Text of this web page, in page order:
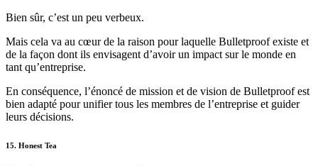
Bien sûr, c’est un peu verbeux.
Mais cela va au cœur de la raison pour laquelle Bulletproof existe et
de la façon dont ils envisagent d’avoir un impact sur le monde en
tant qu’entreprise.
En conséquence, l’énoncé de mission et de vision de Bulletproof est
bien adapté pour unifier tous les membres de l’entreprise et guider
leurs décisions.
15. Honest Tea